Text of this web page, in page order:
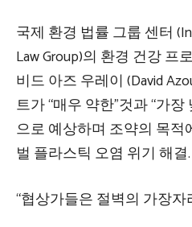
국제 환경 법률 그룹 센터
Law Group)의 환경 건강 프
비드 아즈 우레이 (David
트가 “매우 약한”것과 “가
으로 예상하며 조약의 목적
벌 플라스틱 오염 위기 해결.
“협상가들은 절벽의 가장